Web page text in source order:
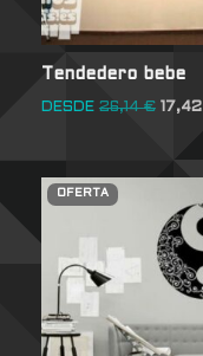
Tendedero bebe
DESDE 26,14€ 17,42
OFERTA